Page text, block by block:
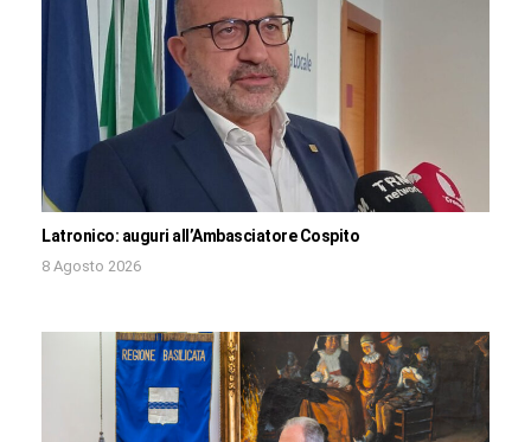
Latronico: auguri all’Ambasciatore Cospito
8 Agosto 2026